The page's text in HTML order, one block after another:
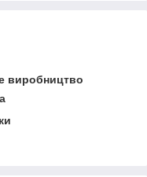
виробництво